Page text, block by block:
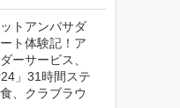
トアンバサダ
ト体験記！ア
ーサービス、
」31時間ステ
、クラブラウ